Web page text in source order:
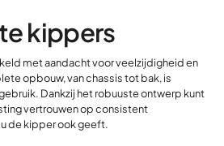
kippers
met aandacht voor veelzijdigheid en
opbouw, van chassis tot bak, is
Dankzij het robuuste ontwerp kunt
vertrouwen op consistent
de kipper ook geeft.